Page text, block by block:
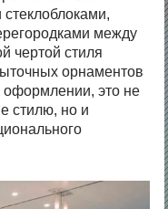
между
чертой стиля
орнаментов
оформлении, это не
стилю, но и